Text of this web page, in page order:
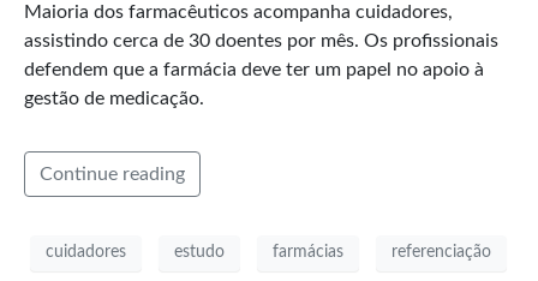
Maioria dos farmacêuticos acompanha cuidadores,
assistindo cerca de 30 doentes por mês. Os profissionais
defendem que a farmácia deve ter um papel no apoio à
gestão de medicação.
Continue reading
cuidadores estudo farmácias referenciação